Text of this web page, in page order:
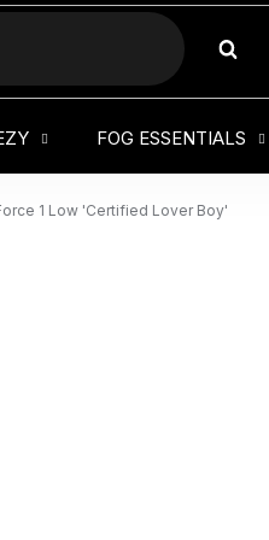
HLEDAT
FOG ESSENTIALS
1 Low 'Certified Lover Boy'